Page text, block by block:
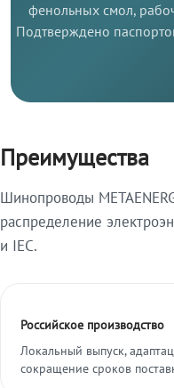
фенольных смол,
Подтверждено
Преимущества
Шинопроводы
распределение
и IEC.
Российское производство
Локальный выпуск,
сокращение сроков